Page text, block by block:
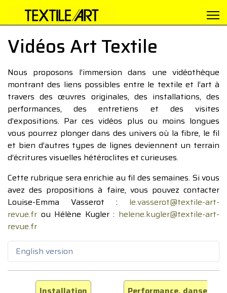
Vidéos Art Textile
Nous proposons l’immersion dans une vidéothèque
montrant des liens possibles entre le textile et l’art à
travers des œuvres originales, des installations, des
performances, des entretiens et des visites
d’expositions. Par ces vidéos plus ou moins longues
vous pourrez plonger dans des univers où la fibre, le fil
et bien d’autres types de lignes deviennent un terrain
d’écritures visuelles hétéroclites et curieuses.
Cette rubrique sera enrichie au fil des semaines. Si vous
avez des propositions à faire, vous pouvez contacter
Louise-Emma Vasserot : le.vasserot@textile-art-
revue.fr ou Hélène Kugler : helene.kugler@textile-art-
revue.fr
English version